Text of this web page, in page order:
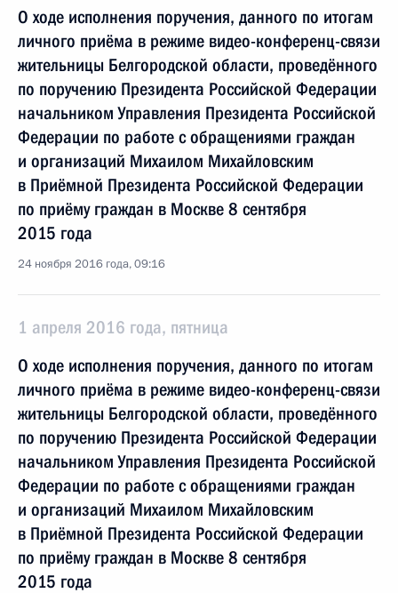
О ходе исполнения поручения, данного по итогам
личного приёма в режиме видео-конференц-связи
жительницы Белгородской области, проведённого
по поручению Президента Российской Федерации
начальником Управления Президента Российской
Федерации по работе с обращениями граждан
и организаций Михаилом Михайловским
в Приёмной Президента Российской Федерации
по приёму граждан в Москве 8 сентября
2015 года
24 ноября 2016 года, 09:16
1 апреля 2016 года, пятница
О ходе исполнения поручения, данного по итогам
личного приёма в режиме видео-конференц-связи
жительницы Белгородской области, проведённого
по поручению Президента Российской Федерации
начальником Управления Президента Российской
Федерации по работе с обращениями граждан
и организаций Михаилом Михайловским
в Приёмной Президента Российской Федерации
по приёму граждан в Москве 8 сентября
2015 года